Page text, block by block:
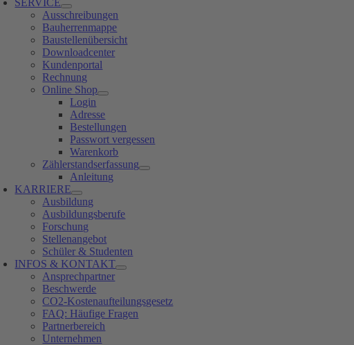
SERVICE
Ausschreibungen
Bauherrenmappe
Baustellenübersicht
Downloadcenter
Kundenportal
Rechnung
Online Shop
Login
Adresse
Bestellungen
Passwort vergessen
Warenkorb
Zählerstandserfassung
Anleitung
KARRIERE
Ausbildung
Ausbildungsberufe
Forschung
Stellenangebot
Schüler & Studenten
INFOS & KONTAKT
Ansprechpartner
Beschwerde
CO2-Kostenaufteilungsgesetz
FAQ: Häufige Fragen
Partnerbereich
Unternehmen